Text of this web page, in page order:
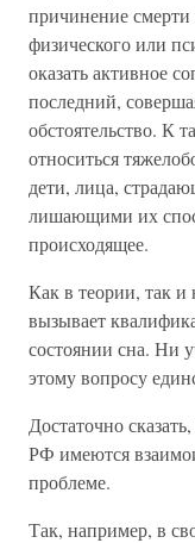
причинение
физического или
оказать активное
последний,
обстоятельство. К
относиться
дети, лица,
лишающими их
происходящее.
Как в теории, так и
вызывает
состоянии сна. Ни
этому вопросу
Достаточно
РФ имеются
проблеме.
Так, например, в